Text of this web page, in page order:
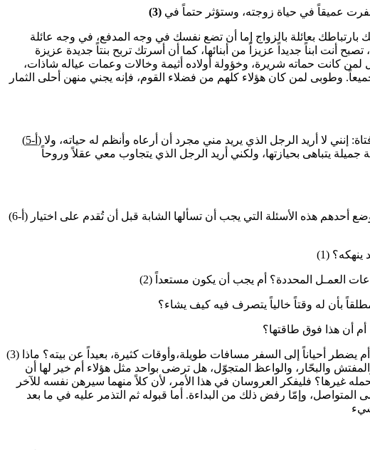
(3) حفرت عميقاً في حياة زوجته، وستؤثر حتماً في
بارتباطك بعائلة بالزواج إما أن تضع نفسك في وجه المدفع، في وجه عائلة
أنت ابناً جديداً عزيزاً من أبنائها، كما أن أسرتك تربح بنتاً جديدة عزيزة
لمن كانت حماته شريرة، وخؤولة أولاده أثيمة وخالات وعمات عياله شاذات،
وطوبى لمن كان هؤلاء كلهم من فضلاء القوم، فإنه يجني منهن أحلى الثمار
(أ-5)الرجل الذي تريده الفتاة : قالت فتاة: إنني لا أريد الرجل الذي يريد مني مجرد أن أرعاه وأنظم له حياته، ولا
جميلة يتباهى بحيازتها، ولكني أريد الرجل الذي يتجاوب معي عقلاً وروحاً
(أ-6) اسئلة للفتاة عن شريك الحياة : وضع أحدهم هذه الأسئلة التي يجب أن تسألها الشابة قبل أن تُقدم على اختيار
ينهكه؟
العمـل المحددة؟ أم يجب أن يكون مستعداً
بأن له وقتاً خالياً يتصرف فيه كيف يشاء؟
أن هذا فوق طاقتها؟
(3) هل يقوم بعمله في مكان واحد؟ أم يضطر أحياناً إلى السفر مسافات طويلة،وأوقات كثيرة، بعيداً عن بيته؟ ماذا
والبحّار، والواعظ المتجوّل، هل ترضى بواحد مثل هؤلاء أم خير لها أن
غيرها؟ فليفكر العروسان في هذا الأمر، لأن كلاً منهما سيرهن نفسه للآخر
المتواصل، وإمّا رفض ذلك من البداءة. أما قبوله ثم التذمر عليه في ما بعد